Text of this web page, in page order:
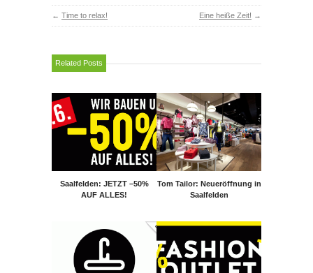
← Time to relax! Eine heiße Zeit! →
Related Posts
Saalfelden: JETZT –50%
AUF ALLES!
Tom Tailor: Neueröffnung in
Saalfelden